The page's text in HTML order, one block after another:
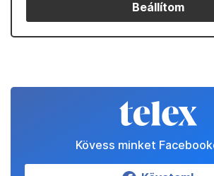
Beállítom
Kövess minket